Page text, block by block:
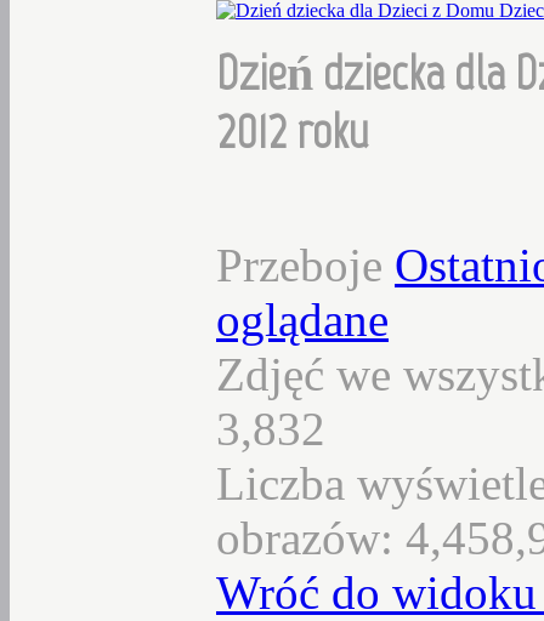
Dzień dziecka dla
2012 roku
Przeboje
oglądane
Zdjęć we
3,832
Liczba
obrazów:
Wróć do